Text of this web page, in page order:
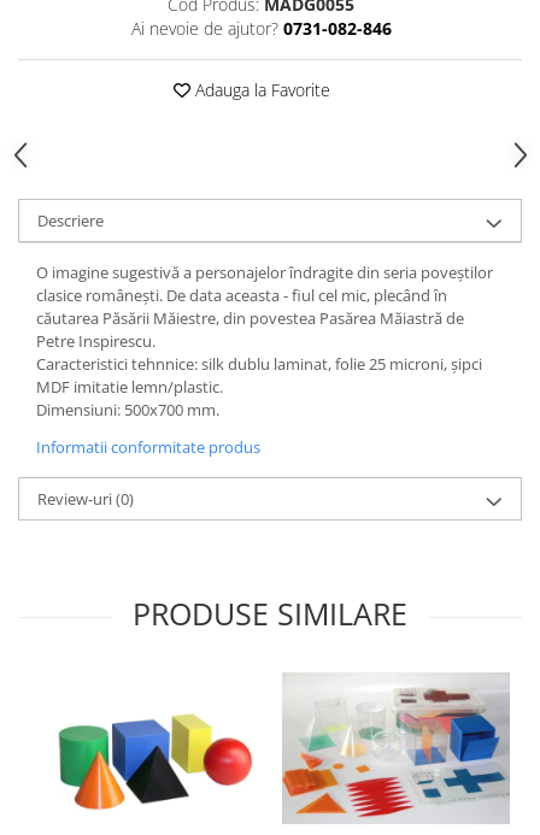
Cod Produs: MADG0055
Ai nevoie de ajutor? 0731-082-846
Adauga la Favorite
Descriere
O imagine sugestivă a personajelor îndragite din seria poveștilor
clasice românești. De data aceasta - fiul cel mic, plecând în
căutarea Păsării Măiestre, din povestea Pasărea Măiastră de
Petre Inspirescu.
Caracteristici tehnnice: silk dublu laminat, folie 25 microni, şipci
MDF imitatie lemn/plastic.
Dimensiuni: 500x700 mm.
Informatii conformitate produs
Review-uri(0)
PRODUSE SIMILARE